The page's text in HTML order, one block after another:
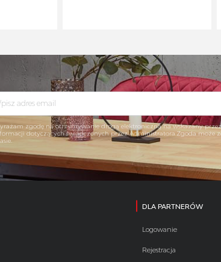
zgodę na otrzymywanie drogą elektroniczną na wskazany
dotyczących świadczonych przez Administratora.Zgoda może
DLA PARTNERÓW
Logowanie
Rejestracja